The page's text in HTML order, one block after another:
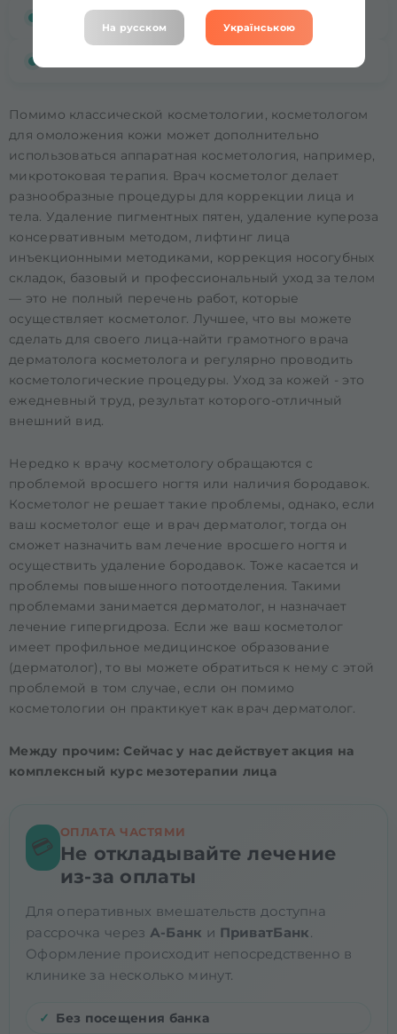
Глубокие морщины;
Помимо классической косметологии, косметологом
для омоложения кожи может дополнительно
использоваться аппаратная косметология, например,
микротоковая терапия. Врач косметолог делает
разнообразные процедуры для коррекции лица и
тела. Удаление пигментных пятен, удаление купероза
консервативным методом, лифтинг лица
инъекционными методиками, коррекция носогубных
складок, базовый и профессиональный уход за телом
— это не полный перечень работ, которые
осуществляет косметолог. Лучшее, что вы можете
сделать для своего лица-найти грамотного врача
дерматолога косметолога и регулярно проводить
косметологические процедуры. Уход за кожей - это
ежедневный труд, результат которого-отличный
внешний вид.
Нередко к врачу косметологу обращаются с
проблемой вросшего ногтя или наличия бородавок.
Косметолог не решает такие проблемы, однако, если
ваш косметолог еще и врач дерматолог, тогда он
сможет назначить вам лечение вросшего ногтя и
осуществить удаление бородавок. Тоже касается и
проблемы повышенного потоотделения. Такими
проблемами занимается дерматолог, н назначает
лечение гипергидроза. Если же ваш косметолог
имеет профильное медицинское образование
(дерматолог), то вы можете обратиться к нему с этой
проблемой в том случае, если он помимо
косметологии он практикует как врач дерматолог.
Между прочим: Сейчас у нас действует акция на
комплексный курс мезотерапии лица
💳
ОПЛАТА ЧАСТЯМИ
Не откладывайте лечение
из-за оплаты
Для оперативных вмешательств доступна
рассрочка через А-Банк и ПриватБанк.
Оформление происходит непосредственно в
клинике за несколько минут.
Без посещения банка
На русском Українською